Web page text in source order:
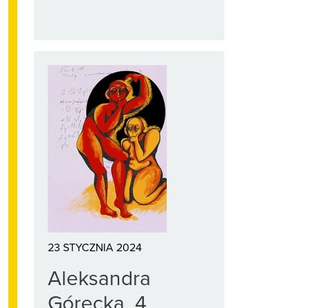
23 STYCZNIA 2024
Aleksandra